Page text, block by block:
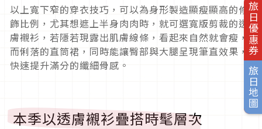
旅日優惠券
旅日地圖
以上寬下窄的穿衣技巧，可以為身形製造顯瘦顯高的修
飾比例，尤其想遮上半身肉肉時，就可選寬版剪裁的透
膚襯衫，若隱若現露出肌膚線條，看起來自然就會瘦，
而俐落的直筒裙，同時能讓臀部與大腿呈現筆直效果，
快速提升滿分的纖細骨感。
本季以透膚襯衫疊搭時髦層次